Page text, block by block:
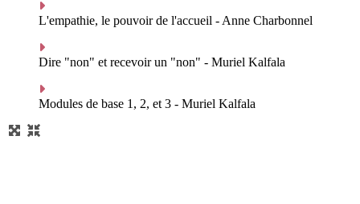
L'empathie, le pouvoir de l'accueil - Anne Charbonnel
Dire "non" et recevoir un "non" - Muriel Kalfala
Modules de base 1, 2, et 3 - Muriel Kalfala